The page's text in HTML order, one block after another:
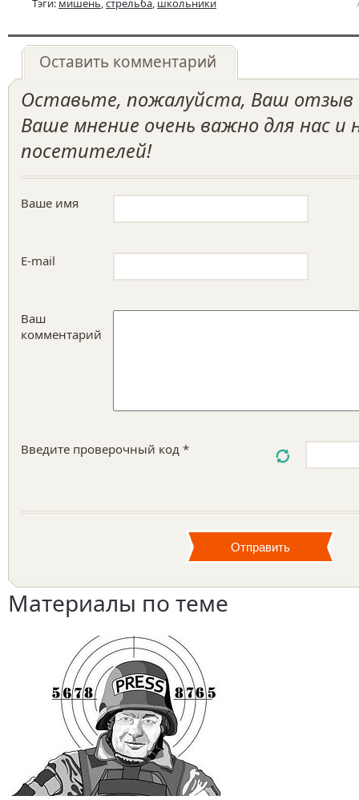
Тэги: мишень,стрельба, школьники
Оставить комментарий
Оставьте, пожалуйста, Ваш отзыв
Ваше мнение очень важно для нас и
посетителей!
Ваше имя
E-mail
Ваш
комментарий
Введите проверочный код *
Материалы по теме